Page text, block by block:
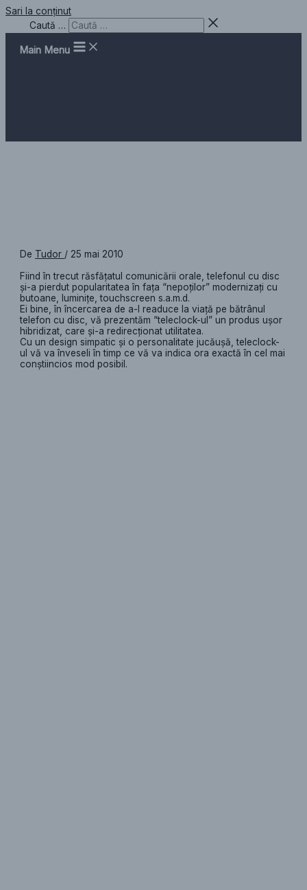
Sari la conținut
Caută …
Main Menu
De Tudor / 25 mai 2010
Fiind în trecut răsfăţatul comunicării orale, telefonul cu disc
şi-a pierdut popularitatea în faţa “nepoţilor” modernizaţi cu
butoane, luminiţe, touchscreen s.a.m.d.
Ei bine, în încercarea de a-l readuce la viaţă pe bătrânul
telefon cu disc, vă prezentăm “teleclock-ul” un produs uşor
hibridizat, care şi-a redirecţionat utilitatea.
Cu un design simpatic şi o personalitate jucăuşă, teleclock-
ul vă va înveseli în timp ce vă va indica ora exactă în cel mai
conştiincios mod posibil.